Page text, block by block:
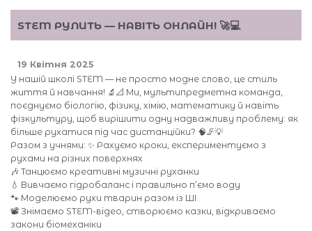
STEM РУЛИТЬ — НАВІТЬ ОНЛАЙН! 🚀💻
19 Квітня 2025
У нашій школі STEM — не просто модне слово, це стиль
життя й навчання! 🔬📐 Ми, мультипредметна команда,
поєднуємо біологію, фізику, хімію, математику й навіть
фізкультуру, щоб вирішити одну надважливу проблему: як
більше рухатися під час дистанційки? 🧠🦵💡
Разом з учнями: ✨ Рахуємо кроки, експериментуємо з
рухами на різних поверхнях
🎶 Танцюємо креативні музичні руханки
💧 Вивчаємо гідробаланс і правильно п’ємо воду
🐾 Моделюємо рухи тварин разом із ШІ
📽 Знімаємо STEM-відео, створюємо казки, відкриваємо
закони біомеханіки